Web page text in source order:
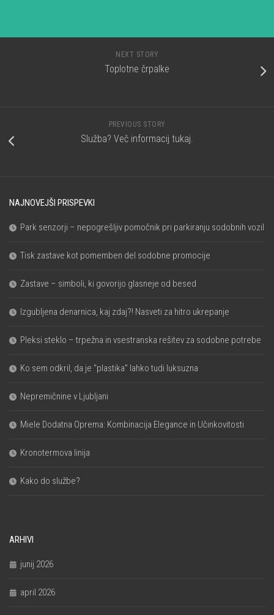
NEXT STORY
Toplotne črpalke
PREVIOUS STORY
Služba? Več informacij tukaj.
NAJNOVEJŠI PRISPEVKI
Park senzorji – nepogrešljiv pomočnik pri parkiranju sodobnih vozil
Tisk zastave kot pomemben del sodobne promocije
Zastave – simboli, ki govorijo glasneje od besed
Izgubljena denarnica, kaj zdaj?! Nasveti za hitro ukrepanje
Pleksi steklo – trpežna in vsestranska rešitev za sodobne potrebe
Ko sem odkril, da je “plastika” lahko tudi luksuzna
Nepremičnine v Ljubljani
Miele Dodatna Oprema: Kombinacija Elegance in Učinkovitosti
Kronotermova linija
Kako do službe?
ARHIVI
junij 2026
april 2026